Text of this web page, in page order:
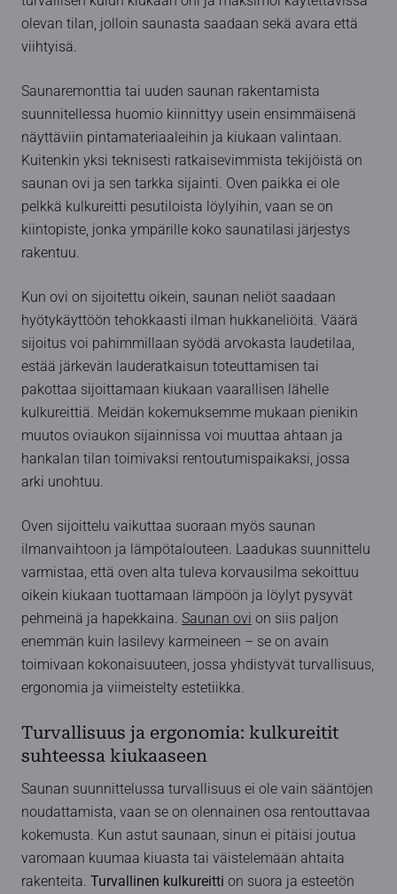
olevan tilan, jolloin saunasta saadaan sekä avara että
viihtyisä.
Saunaremonttia tai uuden saunan rakentamista
suunnitellessa huomio kiinnittyy usein ensimmäisenä
näyttäviin pintamateriaaleihin ja kiukaan valintaan.
Kuitenkin yksi teknisesti ratkaisevimmista tekijöistä on
saunan ovi ja sen tarkka sijainti. Oven paikka ei ole
pelkkä kulkureitti pesutiloista löylyihin, vaan se on
kiintopiste, jonka ympärille koko saunatilasi järjestys
rakentuu.
Kun ovi on sijoitettu oikein, saunan neliöt saadaan
hyötykäyttöön tehokkaasti ilman hukkaneliöitä. Väärä
sijoitus voi pahimmillaan syödä arvokasta laudetilaa,
estää järkevän lauderatkaisun toteuttamisen tai
pakottaa sijoittamaan kiukaan vaarallisen lähelle
kulkureittiä. Meidän kokemuksemme mukaan pienikin
muutos oviaukon sijainnissa voi muuttaa ahtaan ja
hankalan tilan toimivaksi rentoutumispaikaksi, jossa
arki unohtuu.
Oven sijoittelu vaikuttaa suoraan myös saunan
ilmanvaihtoon ja lämpötalouteen. Laadukas suunnittelu
varmistaa, että oven alta tuleva korvausilma sekoittuu
oikein kiukaan tuottamaan lämpöön ja löylyt pysyvät
pehmeinä ja hapekkaina. Saunan ovi on siis paljon
enemmän kuin lasilevy karmeineen – se on avain
toimivaan kokonaisuuteen, jossa yhdistyvät turvallisuus,
ergonomia ja viimeistelty estetiikka.
Turvallisuus ja ergonomia: kulkureitit
suhteessa kiukaaseen
Saunan suunnittelussa turvallisuus ei ole vain sääntöjen
noudattamista, vaan se on olennainen osa rentouttavaa
kokemusta. Kun astut saunaan, sinun ei pitäisi joutua
varomaan kuumaa kiuasta tai väistelemään ahtaita
rakenteita. Turvallinen kulkureitti on suora ja esteetön